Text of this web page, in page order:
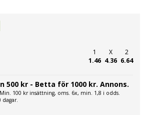
1
1.46
X
4.36
2
6.64
500 kr - Betta för 1000 kr. Annons.
100 kr insättning, oms. 6x, min. 1,8 i odds.
dagar.